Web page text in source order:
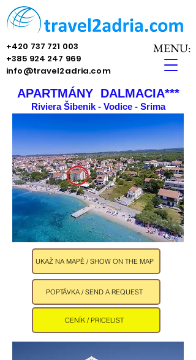
MENU:
+420 737 721 003
+385 924 247 969
info@travel2adria.com
APARTMÁNY DALMACIA***
Riviera Šibenik - Vodice - Srima
UKAŽ NA MAPĚ / SHOW ON THE MAP
POPTÁVKA / SEND A REQUEST
CENÍK / PRICELIST